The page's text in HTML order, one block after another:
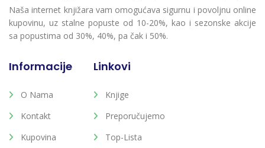
Naša internet knjižara vam omogućava sigurnu i povoljnu online
kupovinu, uz stalne popuste od 10-20%, kao i sezonske akcije
sa popustima od 30%, 40%, pa čak i 50%.
Informacije
O Nama
Kontakt
Kupovina
Linkovi
Knjige
Preporučujemo
Top-Lista